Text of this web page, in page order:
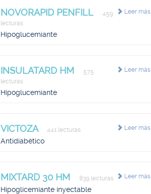
Leer más
NOVORAPID PENFILL
459
lecturas
Hipoglucemiante
Leer más
INSULATARD HM
575
lecturas
Hipoglucemiante
Leer más
VICTOZA 441 lecturas
Antidiabético
Leer más
MIXTARD 30 HM 839 lecturas
Hipoglicemiante inyectable